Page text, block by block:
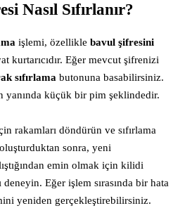
Nasıl Sıfırlanır?
işlemi, özellikle bavul şifresini
kurtarıcıdır. Eğer mevcut şifrenizi
sıfırlama butonuna basabilirsiniz.
küçük bir pim şeklindedir.
rakamları döndürün ve sıfırlama
sonra, yeni
emin olmak için kilidi
Eğer işlem sırasında bir hata
yeniden gerçekleştirebilirsiniz.